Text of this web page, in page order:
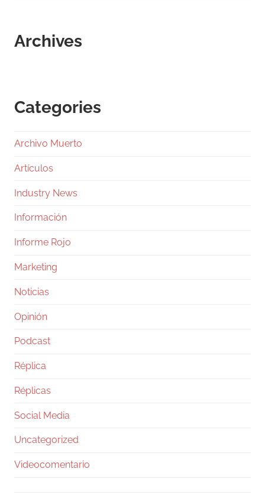
Archives
Categories
Archivo Muerto
Artículos
Industry News
Información
Informe Rojo
Marketing
Noticias
Opinión
Podcast
Réplica
Réplicas
Social Media
Uncategorized
Videocomentario